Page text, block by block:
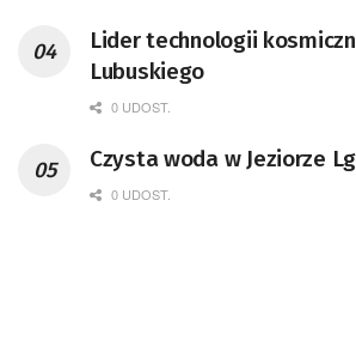
doktor habilitowany nauk
koordynator Rady
Kompetencji Przemysłu
Badań Kosmicznych i
Lider technologii
Lubuskiego
0 UDOST.
Czysta woda w Jeziorze
0 UDOST.